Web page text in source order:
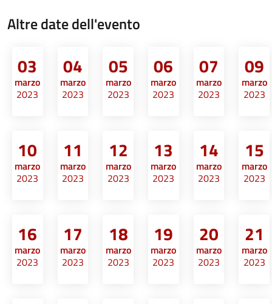
Altre date dell'evento
03
marzo
2023
04
marzo
2023
05
marzo
2023
06
marzo
2023
07
marzo
2023
09
marzo
2023
10
marzo
2023
11
marzo
2023
12
marzo
2023
13
marzo
2023
14
marzo
2023
15
marzo
2023
16
marzo
2023
17
marzo
2023
18
marzo
2023
19
marzo
2023
20
marzo
2023
21
marzo
2023